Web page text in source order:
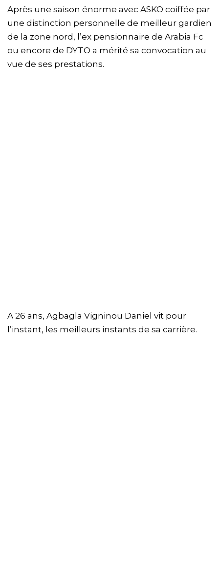
Après une saison énorme avec ASKO coiffée par
une distinction personnelle de meilleur gardien
de la zone nord, l’ex pensionnaire de Arabia Fc
ou encore de DYTO a mérité sa convocation au
vue de ses prestations.
A 26 ans, Agbagla Vigninou Daniel vit pour
l’instant, les meilleurs instants de sa carrière.